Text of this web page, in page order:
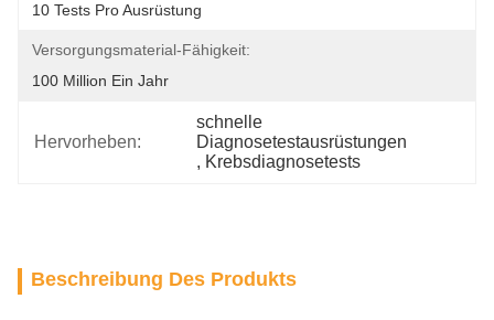
10 Tests Pro Ausrüstung
Versorgungsmaterial-Fähigkeit:
100 Million Ein Jahr
Hervorheben:
schnelle
Diagnosetestausrüstungen
, Krebsdiagnosetests
Beschreibung Des Produkts